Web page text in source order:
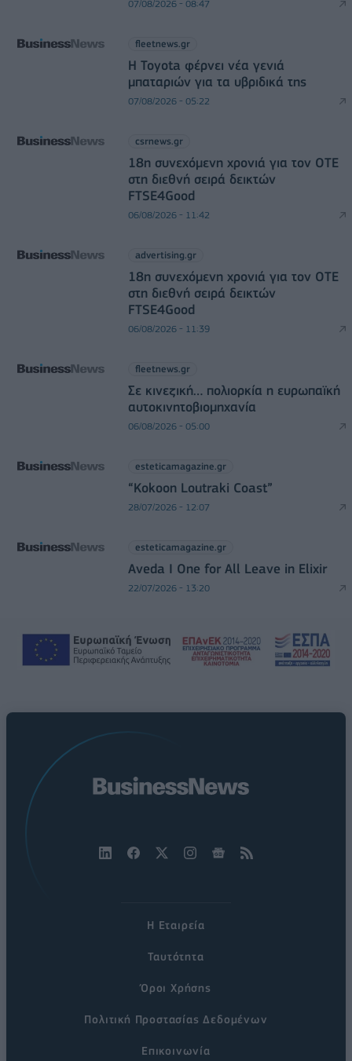
07/08/2026 - 08:47
fleetnews.gr
Η Toyota φέρνει νέα γενιά
μπαταριών για τα υβριδικά της
07/08/2026 - 05:22
csrnews.gr
18η συνεχόμενη χρονιά για τον ΟΤΕ
στη διεθνή σειρά δεικτών
FTSE4Good
06/08/2026 - 11:42
advertising.gr
18η συνεχόμενη χρονιά για τον ΟΤΕ
στη διεθνή σειρά δεικτών
FTSE4Good
06/08/2026 - 11:39
fleetnews.gr
Σε κινεζική… πολιορκία η ευρωπαϊκή
αυτοκινητοβιομηχανία
06/08/2026 - 05:00
esteticamagazine.gr
“Kokoon Loutraki Coast”
28/07/2026 - 12:07
esteticamagazine.gr
Aveda I One for All Leave in Elixir
22/07/2026 - 13:20
Η Εταιρεία
Ταυτότητα
Όροι Χρήσης
Πολιτική Προστασίας Δεδομένων
Επικοινωνία